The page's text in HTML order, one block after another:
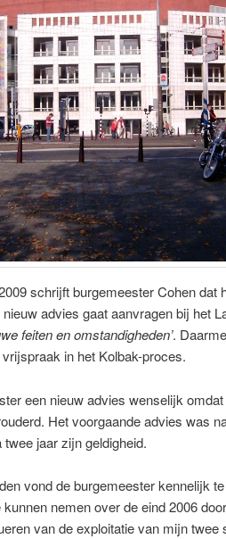
schrijft burgemeester Cohen dat
advies gaat aanvragen bij het
feiten en omstandigheden’.
in het Kolbak-proces.
een nieuw advies wenselijk
Het voorgaande advies was
jaar zijn geldigheid.
vond de burgemeester kennelijk
nemen over de eind 2006
van de exploitatie van mijn twee